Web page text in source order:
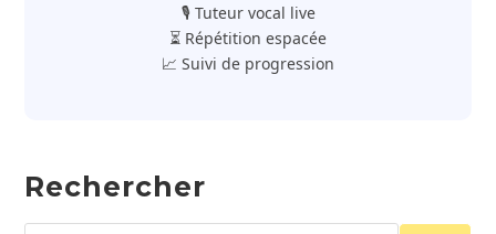
🎙️ Tuteur vocal live
⏳ Répétition espacée
📈 Suivi de progression
Rechercher